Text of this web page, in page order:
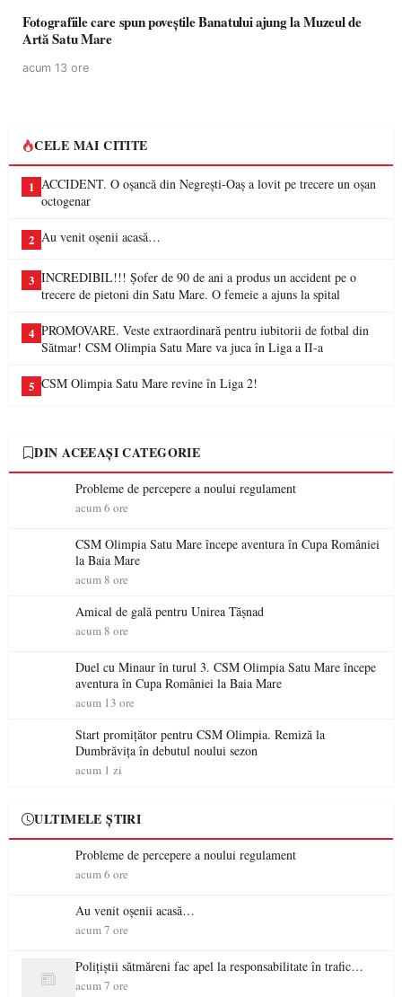
Fotografiile care spun poveștile Banatului ajung la Muzeul de
Artă Satu Mare
acum 13 ore
CELE MAI CITITE
1 ACCIDENT. O oșancă din Negrești-Oaș a lovit pe trecere un oșan
octogenar
2 Au venit oșenii acasă…
3 INCREDIBIL!!! Șofer de 90 de ani a produs un accident pe o
trecere de pietoni din Satu Mare. O femeie a ajuns la spital
4 PROMOVARE. Veste extraordinară pentru iubitorii de fotbal din
Sătmar! CSM Olimpia Satu Mare va juca în Liga a II-a
5 CSM Olimpia Satu Mare revine în Liga 2!
DIN ACEEAȘI CATEGORIE
Probleme de percepere a noului regulament
acum 6 ore
CSM Olimpia Satu Mare începe aventura în Cupa României
la Baia Mare
acum 8 ore
Amical de gală pentru Unirea Tășnad
acum 8 ore
Duel cu Minaur în turul 3. CSM Olimpia Satu Mare începe
aventura în Cupa României la Baia Mare
acum 13 ore
Start promițător pentru CSM Olimpia. Remiză la
Dumbrăvița în debutul noului sezon
acum 1 zi
ULTIMELE ȘTIRI
Probleme de percepere a noului regulament
acum 6 ore
Au venit oșenii acasă…
acum 7 ore
Polițiștii sătmăreni fac apel la responsabilitate în trafic…
acum 7 ore